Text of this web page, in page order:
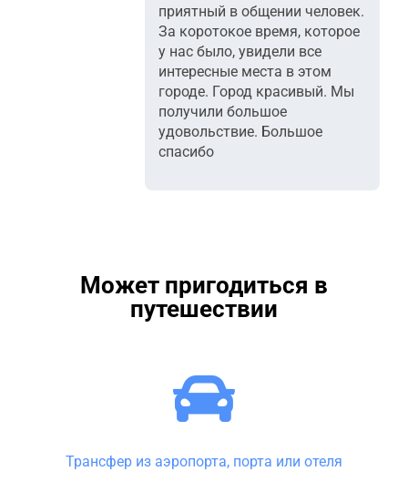
приятный в общении человек.
За коротокое время, которое
у нас было, увидели все
интересные места в этом
городе. Город красивый. Мы
получили большое
удовольствие. Большое
спасибо
Может пригодиться в
путешествии
Трансфер из аэропорта, порта или отеля